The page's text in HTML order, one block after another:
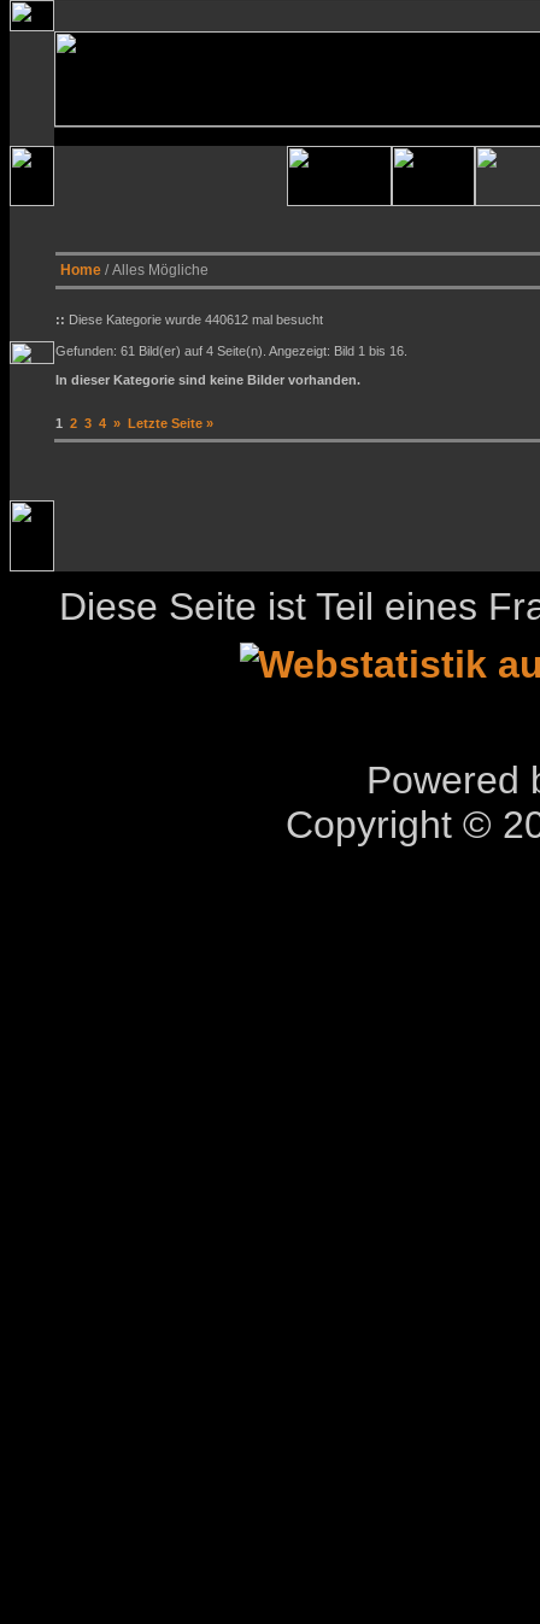
Home / Alles Mögliche
:: Diese Kategorie wurde 440612 mal besucht
Gefunden: 61 Bild(er) auf 4 Seite(n). Angezeigt: Bild 1 bis 16.
In dieser Kategorie sind keine Bilder vorhanden.
1 2 3 4 » Letzte Seite »
Diese Seite ist Teil eines
Powered
Copyright ©